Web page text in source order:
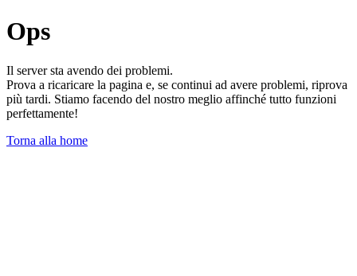
Ops
Il server sta avendo dei problemi.
Prova a ricaricare la pagina e, se continui ad avere problemi, riprova
più tardi. Stiamo facendo del nostro meglio affinché tutto funzioni
perfettamente!
Torna alla home